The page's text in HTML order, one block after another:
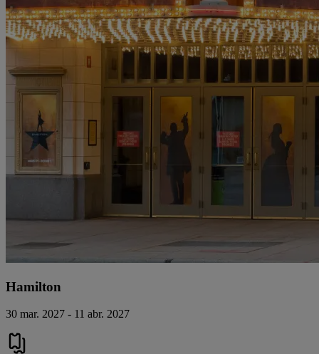
Hamilton
30 mar. 2027 - 11 abr. 2027